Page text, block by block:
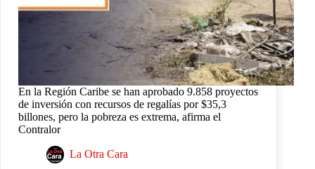
En la Región Caribe se han aprobado 9.858 proyectos
de inversión con recursos de regalías por $35,3
billones, pero la pobreza es extrema, afirma el
Contralor
La Otra Cara